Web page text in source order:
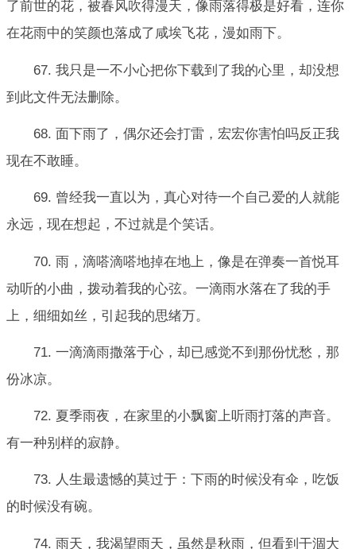
了前世的花，被春风吹得漫天，像雨落得极是好看，连你
在花雨中的笑颜也落成了咸埃飞花，漫如雨下。
67. 我只是一不小心把你下载到了我的心里，却没想
到此文件无法删除。
68. 面下雨了，偶尔还会打雷，宏宏你害怕吗反正我
现在不敢睡。
69. 曾经我一直以为，真心对待一个自己爱的人就能
永远，现在想起，不过就是个笑话。
70. 雨，滴嗒滴嗒地掉在地上，像是在弹奏一首悦耳
动听的小曲，拨动着我的心弦。一滴雨水落在了我的手
上，细细如丝，引起我的思绪万。
71. 一滴滴雨撒落于心，却已感觉不到那份忧愁，那
份冰凉。
72. 夏季雨夜，在家里的小飘窗上听雨打落的声音。
有一种别样的寂静。
73. 人生最遗憾的莫过于：下雨的时候没有伞，吃饭
的时候没有碗。
74. 雨天，我渴望雨天，虽然是秋雨，但看到干涸大